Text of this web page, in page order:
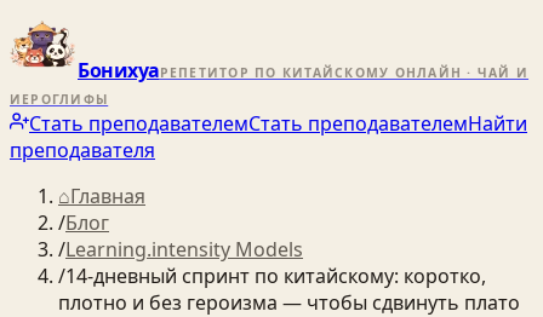
БонихуаРЕПЕТИТОР ПО КИТАЙСКОМУ ОНЛАЙН · ЧАЙ И
ИЕРОГЛИФЫ
Стать преподавателемСтать преподавателемНайти
преподавателя
⌂Главная
/Блог
/Learning.intensity Models
/14‑дневный спринт по китайскому: коротко,
плотно и без героизма — чтобы сдвинуть плато